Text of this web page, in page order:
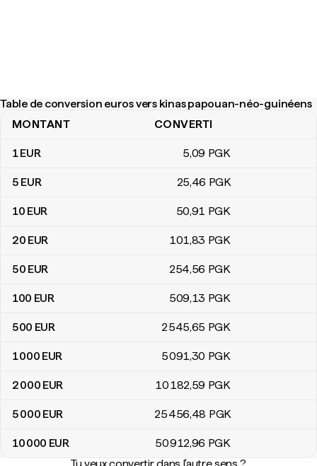
Table de conversion euros vers kinas papouan-néo-guinéens
Table de conversion euros vers kinas papouan-néo-guinéens
MONTANT CONVERTI
1EUR 5,09 PGK
5 EUR 25,46 PGK
10 EUR 50,91 PGK
20 EUR 101,83 PGK
50 EUR 254,56 PGK
100 EUR 509,13 PGK
500 EUR 2 545,65 PGK
1 000 EUR 5 091,30 PGK
2 000 EUR 10 182,59 PGK
5 000 EUR 25 456,48 PGK
10 000 EUR 50 912,96 PGK